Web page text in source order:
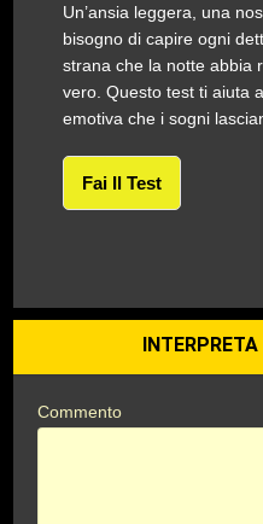
Un’ansia leggera, una
bisogno di capire ogni
strana che la notte abbia
vero. Questo test ti aiuta
emotiva che i sogni
Fai Il Test
Commento